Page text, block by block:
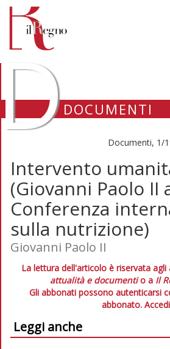
DOCUMENTI
Documenti, 1/
Intervento
(Giovanni Paolo II
Conferenza
sulla nutrizione)
Giovanni Paolo II
La lettura dell'articolo è riservata agli
attualità e documentio a Il
Gli abbonati possono autenticarsi
abbonato.
Leggi anche